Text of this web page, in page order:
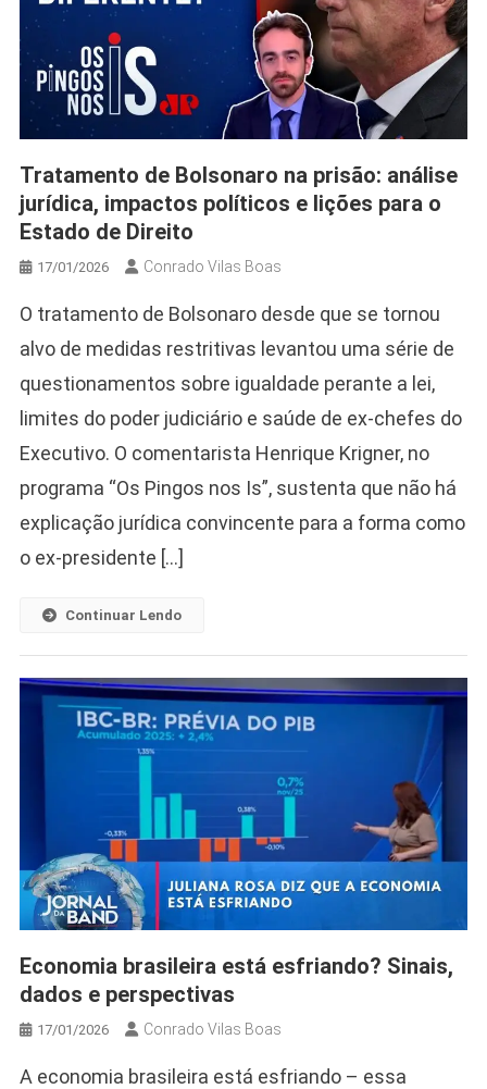
SEM PARAR EM 2026
Toffolão e o Caso Banco Master: Entenda por que o ministro
virou peça-chave na maior controvérsia bancária do ano
Tratamento de Bolsonaro na prisão: análise
jurídica, impactos políticos e lições para o
Estado de Direito
17/01/2026 Conrado Vilas Boas
O tratamento de Bolsonaro desde que se tornou
alvo de medidas restritivas levantou uma série de
questionamentos sobre igualdade perante a lei,
limites do poder judiciário e saúde de ex-chefes do
Executivo. O comentarista Henrique Krigner, no
programa “Os Pingos nos Is”, sustenta que não há
explicação jurídica convincente para a forma como
o ex-presidente […]
Continuar Lendo
Economia brasileira está esfriando? Sinais,
dados e perspectivas
17/01/2026 Conrado Vilas Boas
A economia brasileira está esfriando – essa